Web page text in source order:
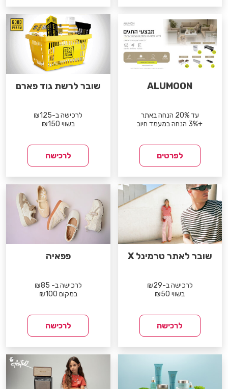
ALUMOON
עד 20% הנחה באתר
+3% הנחה במעמד חיוב
לפרטים
שובר לרשת גוד פארם
לרכישה ב-₪125
בשווי ₪150
לרכישה
שובר לאתר טרמינל X
לרכישה ב-₪29
בשווי ₪50
לרכישה
פפאיה
לרכישה ב- ₪85
במקום ₪100
לרכישה